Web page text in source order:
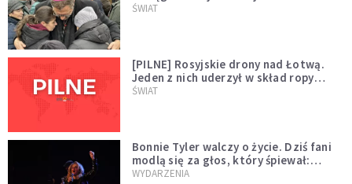
wygląda na wolę zakończenia wojny
ŚWIAT
[PILNE] Rosyjskie drony nad Łotwą.
Jeden z nich uderzył w skład ropy
naftowej
ŚWIAT
Bonnie Tyler walczy o życie. Dziś fani
modlą się za głos, który śpiewał:
"Lord, help me"
WYDARZENIA